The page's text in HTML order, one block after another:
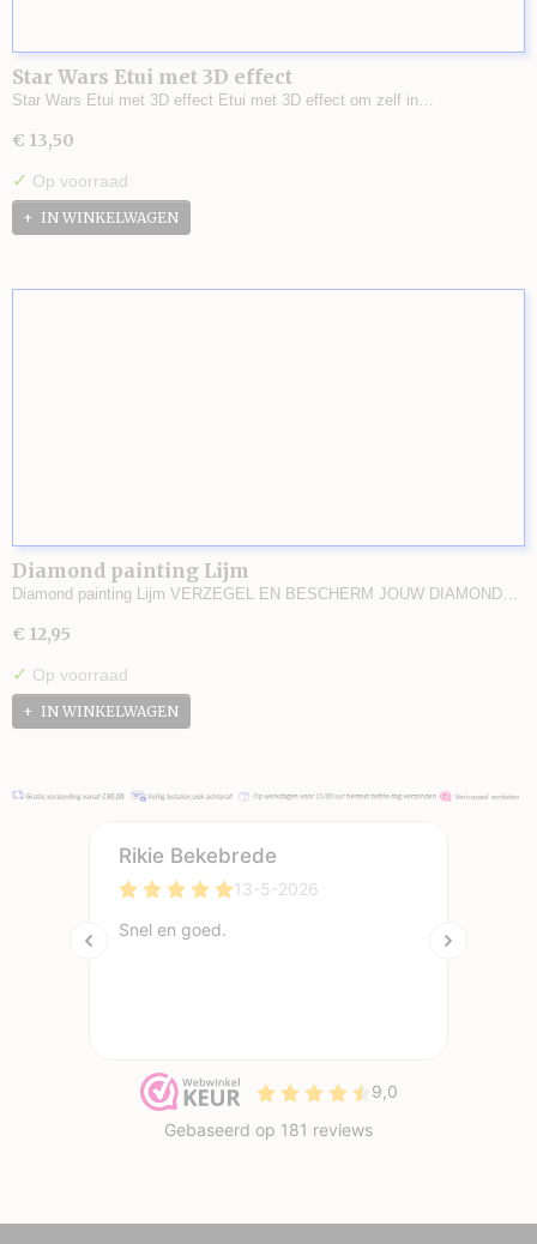
Star Wars Etui met 3D effect
Star Wars Etui met 3D effect Etui met 3D effect om zelf in…
€ 13,50
✓ Op voorraad
IN WINKELWAGEN
Diamond painting Lijm
Diamond painting Lijm VERZEGEL EN BESCHERM JOUW DIAMOND…
€ 12,95
✓ Op voorraad
IN WINKELWAGEN